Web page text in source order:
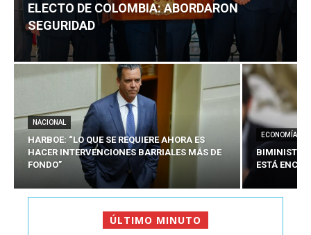
ELECTO DE COLOMBIA: ABORDARON
SEGURIDAD
NACIONAL
HARBOE: “LO QUE SE REQUIERE AHORA ES
HACER INTERVENCIONES BARRIALES MÁS DE
FONDO”
ECONOMÍA
BIMINISTRO
ESTÁ
ÚLTIMO MINUTO